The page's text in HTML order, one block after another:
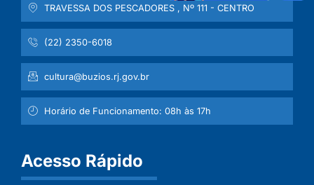
TRAVESSA DOS PESCADORES , Nº 111 - CENTRO
(22) 2350-6018
cultura@buzios.rj.gov.br
Horário de Funcionamento: 08h às 17h
Acesso Rápido